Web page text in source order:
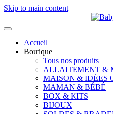
Skip to main content
Accueil
Boutique
Tous nos produits
ALLAITEMENT &
MAISON & IDÉES
MAMAN & BÉBÉ
BOX & KITS
BIJOUX